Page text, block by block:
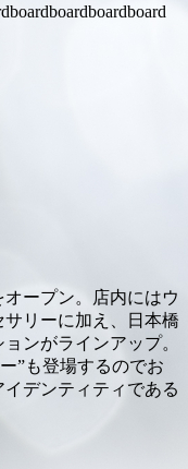
オープン。店内にはウ
リーに加え、日本橋
ンがラインアップ。
”も登場するのでお
デンティティである